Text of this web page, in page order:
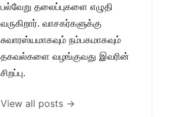
பல்வேறு தலைப்புகளை எழுதி
வருகிறார். வாசகர்களுக்கு
சுவாரஸ்யமாகவும் நம்பகமாகவும்
தகவல்களை வழங்குவது இவரின்
சிறப்பு.
View all posts →